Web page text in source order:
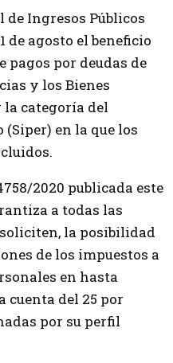
Ingresos Públicos
de agosto el beneficio
pagos por deudas de
y los Bienes
la categoría del
(Siper) en la que los
2020 publicada este
a todas las
la posibilidad
de los impuestos a
en hasta
cuenta del 25 por
por su perfil